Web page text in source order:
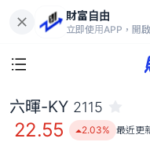
財富自由
立即使用APP，開
六暉-KY 2115
22.55 2.03% 最近更